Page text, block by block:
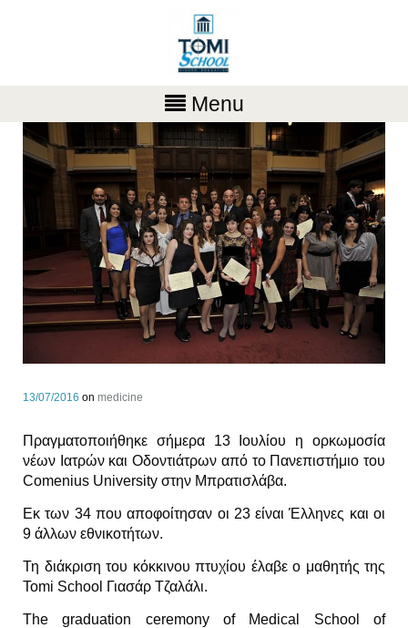
Menu
13/07/2016 on medicine
Πραγματοποιήθηκε σήμερα 13 Ιουλίου η ορκωμοσία
νέων Ιατρών και Οδοντιάτρων από το Πανεπιστήμιο του
Comenius University στην Μπρατισλάβα.
Εκ των 34 που αποφοίτησαν οι 23 είναι Έλληνες και οι
9 άλλων εθνικοτήτων.
Τη διάκριση του κόκκινου πτυχίου έλαβε ο μαθητής της
Tomi School Γιασάρ Τζαλάλι.
The graduation ceremony of Medical School of